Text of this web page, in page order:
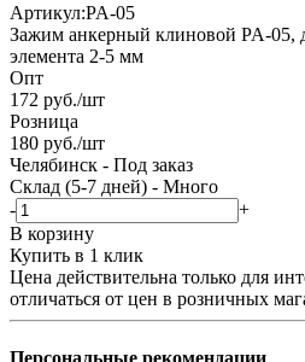
Артикул:PA-05
Зажим анкерный клиновой PA-05,
элемента 2-5 мм
Опт
172 руб./шт
Розница
180 руб./шт
Челябинск - Под заказ
Склад (5-7 дней) - Много
-
+
В корзину
Купить в 1 клик
Цена действительна только для
отличаться от цен в розничных
Персональные рекомендации